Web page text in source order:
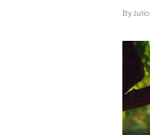
ByJulio